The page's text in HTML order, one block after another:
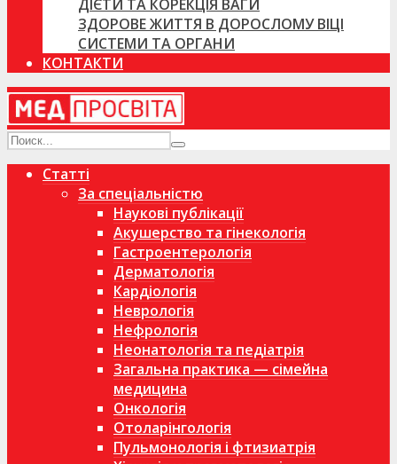
ДІЄТИ ТА КОРЕКЦІЯ ВАГИ
ЗДОРОВЕ ЖИТТЯ В ДОРОСЛОМУ ВІЦІ
СИСТЕМИ ТА ОРГАНИ
КОНТАКТИ
Статті
За спеціальністю
Наукові публікації
Акушерство та гінекологія
Гастроентерологія
Дерматологія
Кардіологія
Неврологія
Нефрологія
Неонатологія та педіатрія
Загальна практика — сімейна
медицина
Онкологія
Отоларінгологія
Пульмонологія і фтизиатрія